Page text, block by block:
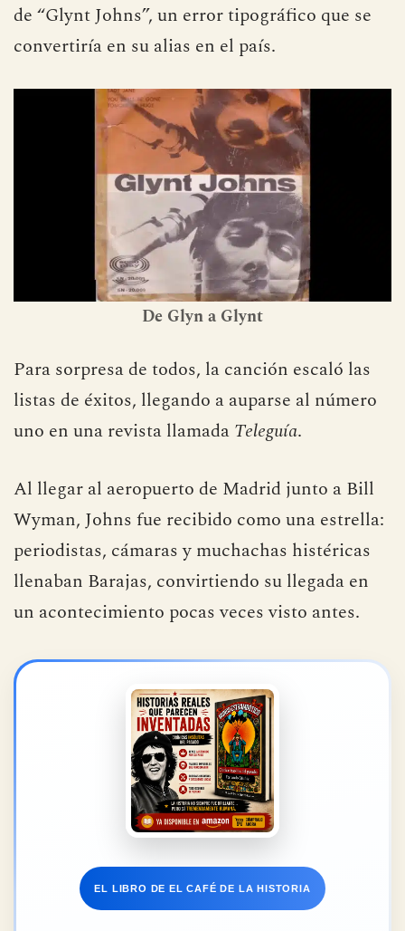
de “Glynt Johns”, un error tipográfico que se
convertiría en su alias en el país.
De Glyn a Glynt
Para sorpresa de todos, la canción escaló las
listas de éxitos, llegando a auparse al número
uno en una revista llamada Teleguía.
Al llegar al aeropuerto de Madrid junto a Bill
Wyman, Johns fue recibido como una estrella:
periodistas, cámaras y muchachas histéricas
llenaban Barajas, convirtiendo su llegada en
un acontecimiento pocas veces visto antes.
EL LIBRO DE EL CAFÉ DE LA HISTORIA